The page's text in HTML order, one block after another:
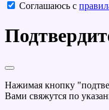
Соглашаюсь с
Нажимая кнопку
Вами свяжутся по